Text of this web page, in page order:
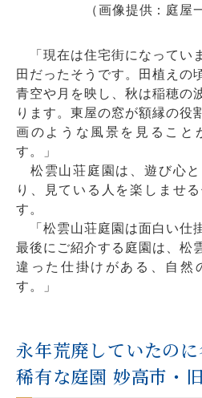
（画像提供：庭屋
「現在は住宅街になってい
田だったそうです。田植えの
青空や月を映し、秋は稲穂の
ります。東屋の窓が額縁の役
画のような風景を見ること
す。」
松雲山荘庭園は、遊び心
り、見ている人を楽しませ
す。
「松雲山荘庭園は面白い仕
最後にご紹介する庭園は、松
違った仕掛けがある、自然
す。」
永年荒廃していたの
稀有な庭園 妙高市・